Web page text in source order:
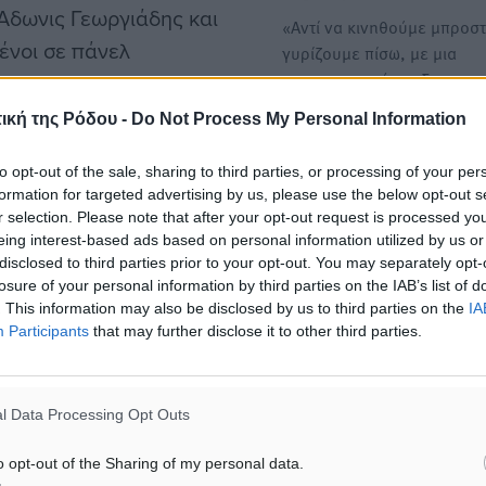
της Ρόδου - Do Not Process My Personal Information
opt-out of the sale, sharing to third parties, or processing of your
for targeted advertising by us, please use the below opt-out
selection. Please note that after your opt-out request is processed
interest-based ads based on personal information utilized by us
to third parties prior to your opt-out. You may separately
of your personal information by third parties on the IAB’s list of
This information may also be disclosed by us to third parties on the
Participants that may further disclose it to other third parties.
Data Processing Opt Outs
opt-out of the Sharing of my personal data.
Γεωργιάδης και
σε πάνελ
με υποννοούμενο:
αλλά εδώ η Ελλάδα
δεν ήταν
τεθούν ζητήματα τις
της ΝΔ, ζήτησε ο
«Αντί να κινηθούμε
γυρίζουμε πίσω, με μια
αναχρονιστική και
Πυρά ξενοδόχων προς
για τέλος ανθεκτικότητας
Airbnb - Τα αιτήματα
Τι ζητούν για το τέλος
ανθεκτικότητας και τη
πλαισίου βραχυχρόνιων…